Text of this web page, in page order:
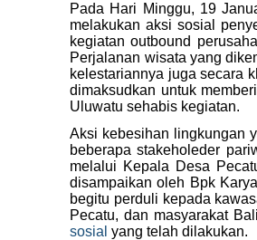
Pada Hari Minggu, 19
melakukan aksi sosial
kegiatan outbound
Perjalanan wisata yang
kelestariannya juga secara
dimaksudkan untuk
Uluwatu sehabis kegiatan.
Aksi kebesihan lingkungan
beberapa stakeholeder
melalui Kepala Desa
disampaikan oleh Bpk
begitu perduli kepada
Pecatu, dan masyarakat
sosial yang telah dilakukan.